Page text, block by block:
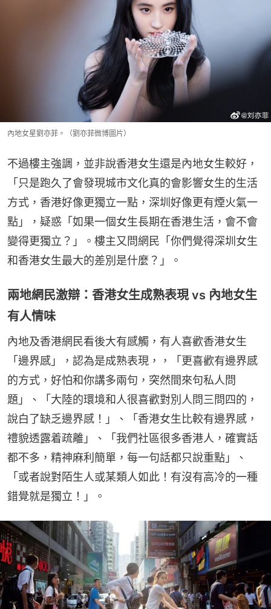
內地女星劉亦菲。（劉亦菲微博圖片）
不過樓主強調，並非說香港女生還是內地女生較好，
「只是跑久了會發現城市文化真的會影響女生的生活
方式，香港好像更獨立一點，深圳好像更有煙火氣一
點」，疑惑「如果一個女生長期在香港生活，會不會
變得更獨立？」。樓主又問網民「你們覺得深圳女生
和香港女生最大的差別是什麼？」。
兩地網民激辯：香港女生成熟表現 vs 內地女生
有人情味
內地及香港網民看後大有感觸，有人喜歡香港女生
「邊界感」，認為是成熟表現，，「更喜歡有邊界感
的方式，好怕和你講多兩句，突然間來句私人問
題」、「大陸的環境和人很喜歡對別人問三問四的，
說白了缺乏邊界感！」、「香港女生比較有邊界感，
禮貌透露着疏離」、「我們社區很多香港人，確實話
都不多，精神麻利簡單，每一句話都只說重點」、
「或者說對陌生人或某類人如此！有沒有高冷的一種
錯覺就是獨立！」。